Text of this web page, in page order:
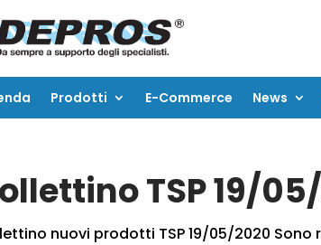
Prodotti E-Commerce News
Prodotti E-Commerce News
TSP 19/
nuovi prodotti TSP 19/05/2020